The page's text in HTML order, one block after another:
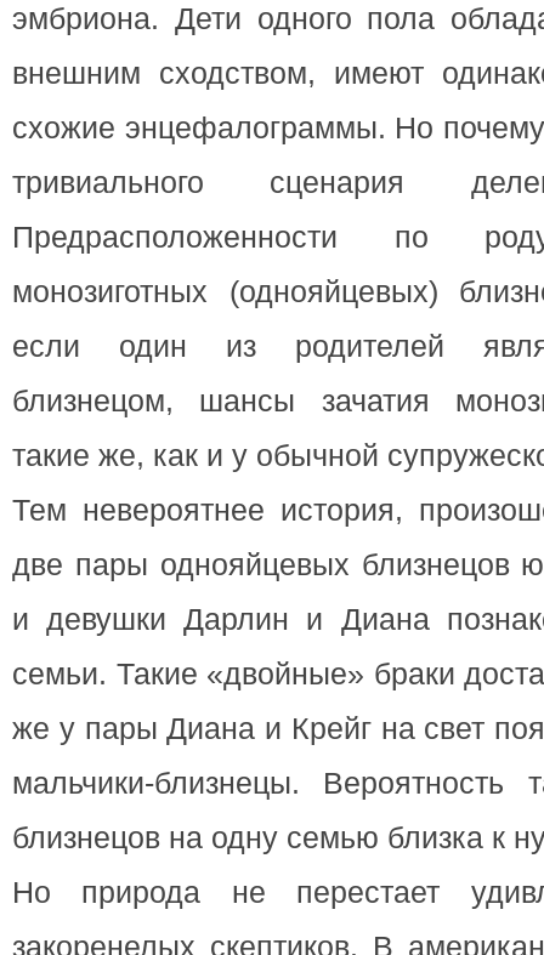
эмбриона. Дети одного пола
внешним сходством, имеют
схожие энцефалограммы. Но почему
тривиального сценария
Предрасположенности по
монозиготных (однояйцевых)
если один из родителей
близнецом, шансы зачатия
такие же, как и у обычной
Тем невероятнее история,
две пары однояйцевых близнецов
и девушки Дарлин и Диана
семьи. Такие «двойные» браки
же у пары Диана и Крейг на свет
мальчики-близнецы. Вероятность
близнецов на одну семью близка к
Но природа не перестает
закоренелых скептиков. В